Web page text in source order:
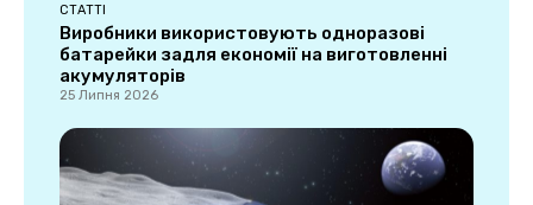
СТАТТІ
Виробники використовують одноразові
батарейки задля економії на виготовленні
акумуляторів
25 Липня 2026